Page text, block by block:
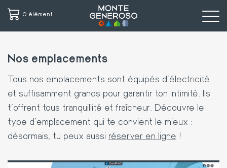
contenu
principal
0 élément
Nos emplacements
Tous nos emplacements sont équipés d'électricité
et suffisamment grands pour garantir ton intimité. Ils
t’offrent tous tranquillité et fraîcheur. Découvre le
type d’emplacement qui te convient le mieux :
désormais, tu peux aussi réserver en ligne !